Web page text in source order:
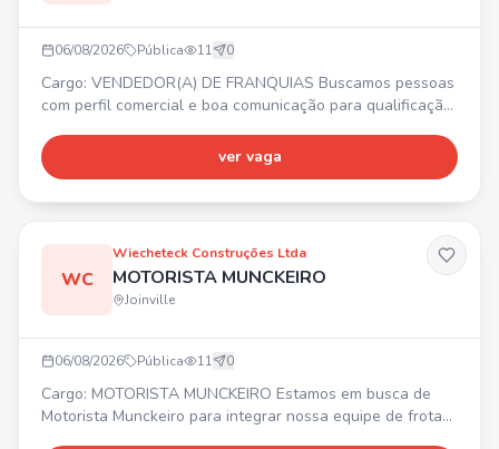
06/08/2026 Pública 11 0
Cargo: VENDEDOR(A) DE FRANQUIAS Buscamos pessoas
com perfil comercial e boa comunicação para qualificação
com vendas high ticket, familiaridade com CRM. 💰
Remuneração fixa de R$3.200,00 + variável agressiva e
ver vaga
WC
Wiecheteck Construções Ltda
MOTORISTA MUNCKEIRO
Joinville
06/08/2026 Pública 11 0
Cargo: MOTORISTA MUNCKEIRO Estamos em busca de
Motorista Munckeiro para integrar nossa equipe de frotas.